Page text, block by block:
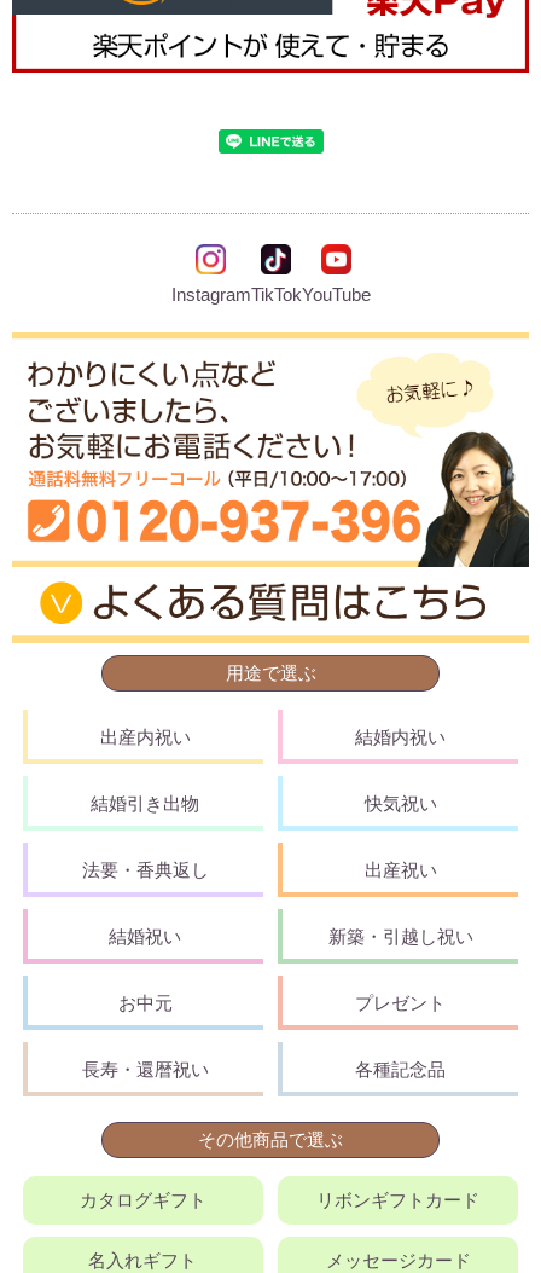
InstagramTikTokYouTube
用途で選ぶ
出産内祝い 結婚内祝い
結婚引き出物 快気祝い
法要・香典返し 出産祝い
結婚祝い 新築・引越し祝い
お中元 プレゼント
長寿・還暦祝い 各種記念品
その他商品で選ぶ
カタログギフト リボンギフトカード
名入れギフト メッセージカード